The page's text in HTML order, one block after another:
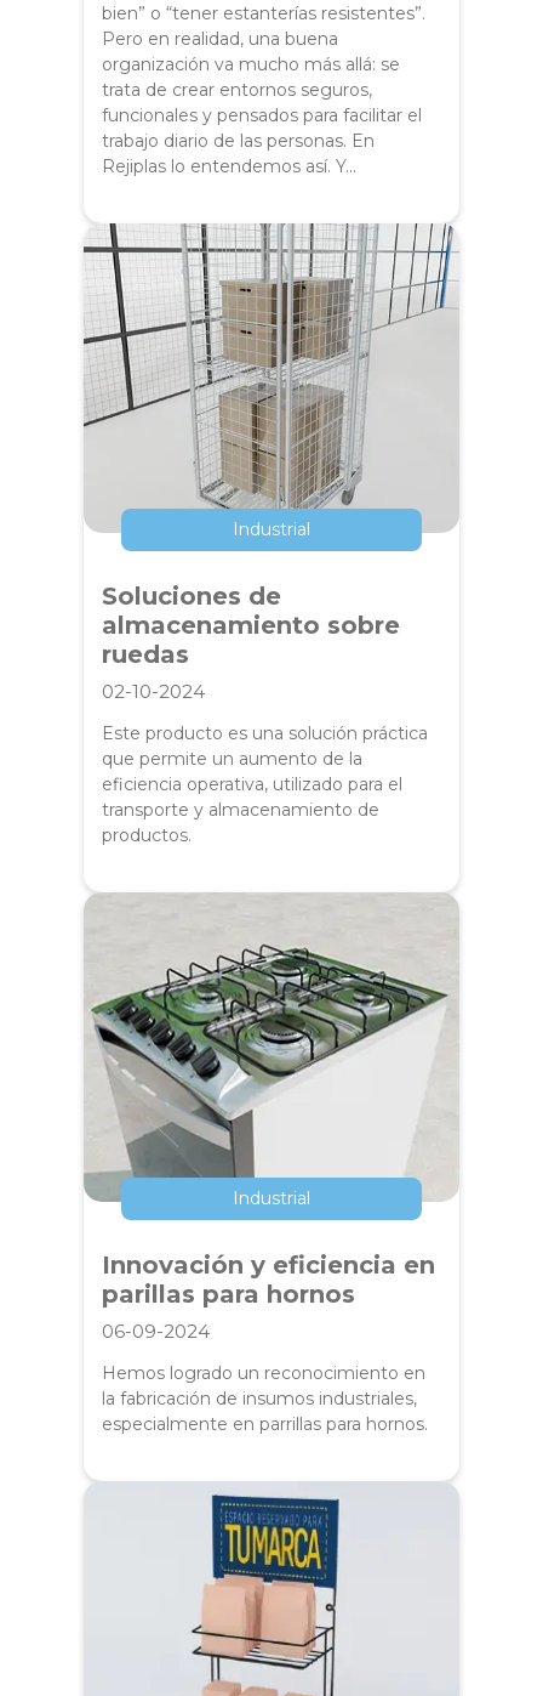
bien” o “tener estanterías resistentes”.
Pero en realidad, una buena
organización va mucho más allá: se
trata de crear entornos seguros,
funcionales y pensados para facilitar el
trabajo diario de las personas. En
Rejiplas lo entendemos así. Y…
Soluciones de
almacenamiento sobre
ruedas
02-10-2024
Este producto es una solución práctica
que permite un aumento de la
eficiencia operativa, utilizado para el
transporte y almacenamiento de
productos.
Industrial
Innovación y eficiencia en
parillas para hornos
06-09-2024
Hemos logrado un reconocimiento en
la fabricación de insumos industriales,
especialmente en parrillas para hornos.
Industrial